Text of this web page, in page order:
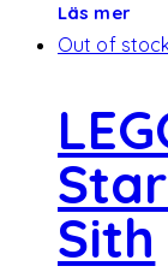
Läs mer
Out of
Sith